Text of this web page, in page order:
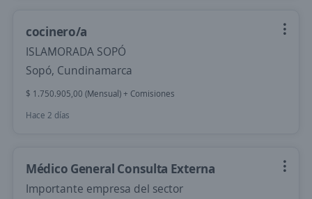
cocinero/a
ISLAMORADA SOPÓ
Sopó, Cundinamarca
$ 1.750.905,00 (Mensual) + Comisiones
Hace 2 días
Médico General Consulta Externa
Importante empresa del sector